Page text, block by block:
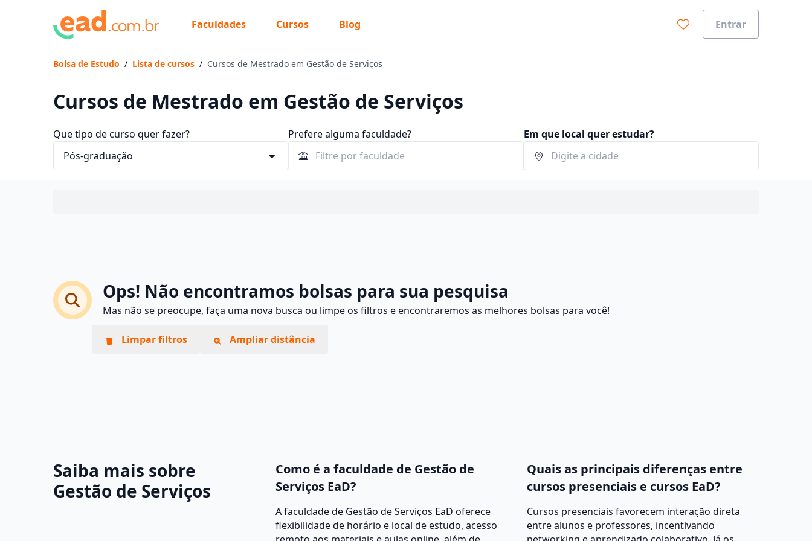
Faculdades Cursos Blog Entrar
Bolsa de Estudo / Lista de cursos / Cursos de Mestrado em Gestão de Serviços
Cursos de Mestrado em Gestão de Serviços
Que tipo de curso quer fazer? Prefere alguma faculdade? Em que local quer estudar?
Ops! Não encontramos bolsas para sua pesquisa
Mas não se preocupe, faça uma nova busca ou limpe os filtros e encontraremos as melhores bolsas para você!
Limpar filtros Ampliar distância
Saiba mais sobre
Gestão de Serviços
Como é a faculdade de Gestão de
Serviços EaD?
A faculdade de Gestão de Serviços EaD oferece
flexibilidade de horário e local de estudo, acesso
Quais as principais diferenças entre
cursos presenciais e cursos EaD?
Cursos presenciais favorecem interação direta
entre alunos e professores, incentivando